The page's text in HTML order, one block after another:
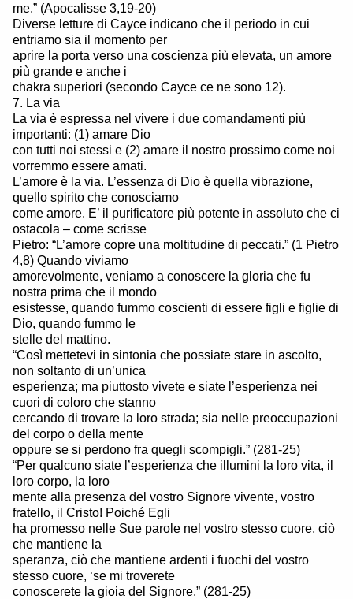
me.” (Apocalisse 3,19-20)
Diverse letture di Cayce indicano che il periodo in cui
entriamo sia il momento per
aprire la porta verso una coscienza più elevata, un amore
più grande e anche i
chakra superiori (secondo Cayce ce ne sono 12).
7. La via
La via è espressa nel vivere i due comandamenti più
importanti: (1) amare Dio
con tutti noi stessi e (2) amare il nostro prossimo come noi
vorremmo essere amati.
L’amore è la via. L’essenza di Dio è quella vibrazione,
quello spirito che conosciamo
come amore. E’ il purificatore più potente in assoluto che ci
ostacola – come scrisse
Pietro: “L’amore copre una moltitudine di peccati.” (1 Pietro
4,8) Quando viviamo
amorevolmente, veniamo a conoscere la gloria che fu
nostra prima che il mondo
esistesse, quando fummo coscienti di essere figli e figlie di
Dio, quando fummo le
stelle del mattino.
“Così mettetevi in sintonia che possiate stare in ascolto,
non soltanto di un’unica
esperienza; ma piuttosto vivete e siate l’esperienza nei
cuori di coloro che stanno
cercando di trovare la loro strada; sia nelle preoccupazioni
del corpo o della mente
oppure se si perdono fra quegli scompigli.” (281-25)
“Per qualcuno siate l’esperienza che illumini la loro vita, il
loro corpo, la loro
mente alla presenza del vostro Signore vivente, vostro
fratello, il Cristo! Poiché Egli
ha promesso nelle Sue parole nel vostro stesso cuore, ciò
che mantiene la
speranza, ciò che mantiene ardenti i fuochi del vostro
stesso cuore, ‘se mi troverete
conoscerete la gioia del Signore.” (281-25)